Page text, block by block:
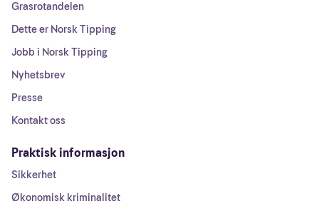
Grasrotandelen
Dette er Norsk Tipping
Jobb i Norsk Tipping
Nyhetsbrev
Presse
Kontakt oss
Praktisk informasjon
Sikkerhet
Økonomisk kriminalitet